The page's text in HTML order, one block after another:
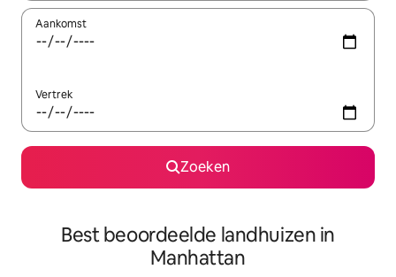
Aankomst
Vertrek
Zoeken
Best beoordeelde landhuizen in
Manhattan